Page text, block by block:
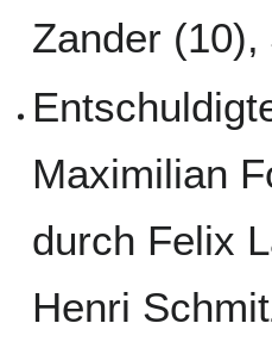
Zander
Maximilian
durch Felix
Henri